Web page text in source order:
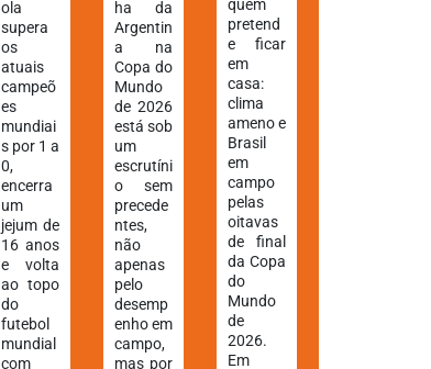
ola
supera
os
atuais
campeõ
es
mundiai
s por 1 a
0,
encerra
um
jejum de
16 anos
e volta
ao topo
do
futebol
mundial
com
ha da
Argentin
a na
Copa do
Mundo
de 2026
está sob
um
escrutíni
o sem
precede
ntes,
não
apenas
pelo
desemp
enho em
campo,
mas por
quem
pretend
e ficar
em
casa:
clima
ameno e
Brasil
em
campo
pelas
oitavas
de final
da Copa
do
Mundo
de
2026.
Em